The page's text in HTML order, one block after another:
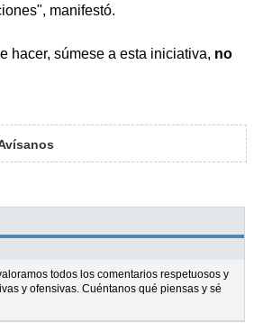
manifestó.
hacer, súmese a esta iniciativa, no
todos los comentarios respetuosos y
y ofensivas. Cuéntanos qué piensas y sé